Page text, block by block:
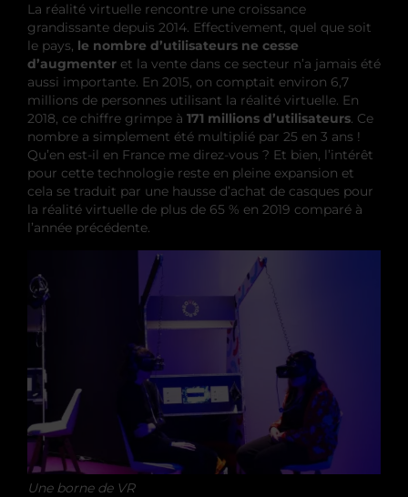
La réalité virtuelle rencontre une croissance
grandissante depuis 2014. Effectivement, quel que soit
le pays, le nombre d’utilisateurs ne cesse
d’augmenter et la vente dans ce secteur n’a jamais été
aussi importante. En 2015, on comptait environ 6,7
millions de personnes utilisant la réalité virtuelle. En
2018, ce chiffre grimpe à 171 millions d’utilisateurs. Ce
nombre a simplement été multiplié par 25 en 3 ans !
Qu’en est-il en France me direz-vous ? Et bien, l’intérêt
pour cette technologie reste en pleine expansion et
cela se traduit par une hausse d’achat de casques pour
la réalité virtuelle de plus de 65 % en 2019 comparé à
l’année précédente.
Une borne de VR